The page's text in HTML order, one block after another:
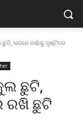
ଲଗାଣ ବର୍ଷାକୁ ଦୃଷ୍ଟିରେ
ଛୁଟି,
ରଖି ଛୁଟି